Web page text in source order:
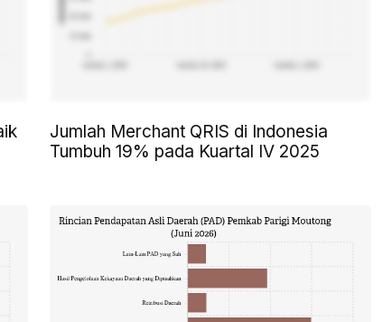
Jumlah Merchant QRIS di Indonesia
Tumbuh 19% pada Kuartal IV 2025